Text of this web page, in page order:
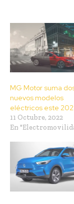
MG Motor suma
nuevos modelos
eléctricos este
11 Octubre, 2022
En